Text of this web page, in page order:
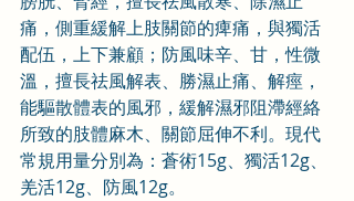
痛，側重緩解上肢關節的痺痛，與獨活
配伍，上下兼顧；防風味辛、甘，性微
溫，擅長祛風解表、勝濕止痛、解痙，
能驅散體表的風邪，緩解濕邪阻滯經絡
所致的肢體麻木、關節屈伸不利。現代
常規用量分別為：蒼術15g、獨活12g、
羌活12g、防風12g。